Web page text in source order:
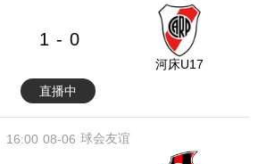
1 - 0
河床U17
直播中
08-06
16:00 球会友谊